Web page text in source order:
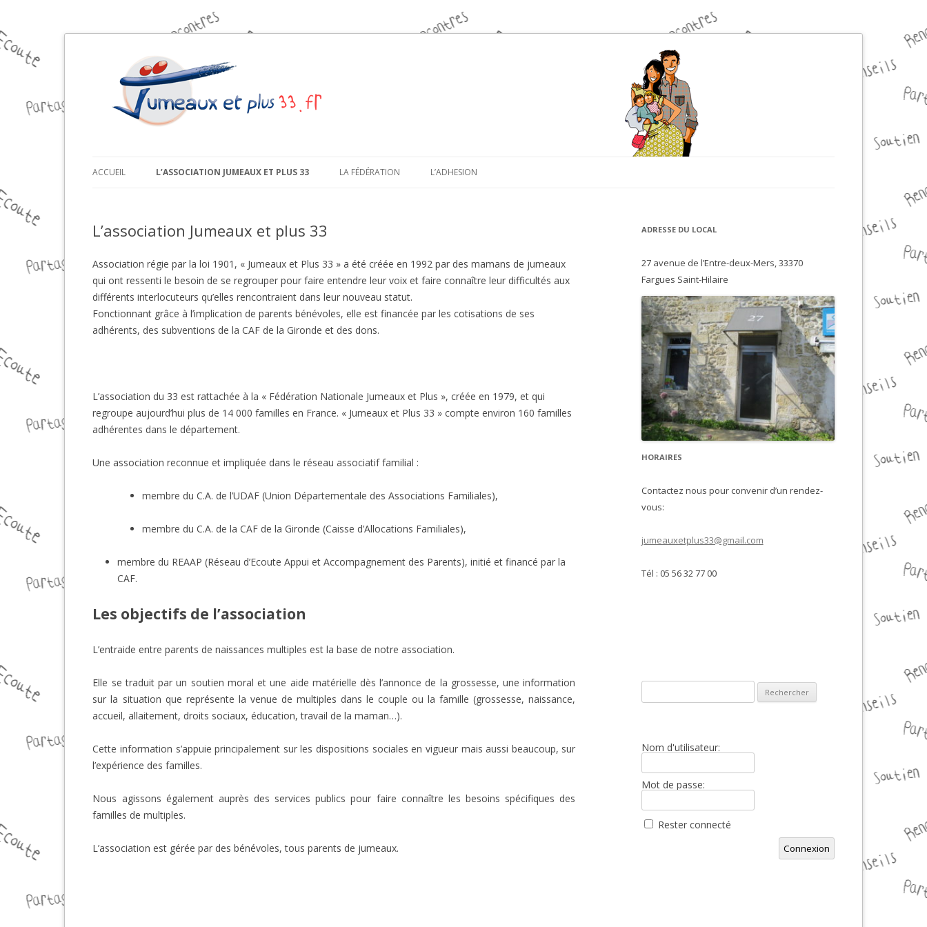
ACCUEIL L’ASSOCIATION JUMEAUX ET PLUS 33 LA FÉDÉRATION L’ADHESION
L’association Jumeaux et plus 33
Association régie par la loi 1901, « Jumeaux et Plus 33 » a été créée en 1992 par des mamans de jumeaux
qui ont ressenti le besoin de se regrouper pour faire entendre leur voix et faire connaître leur difficultés aux
différents interlocuteurs qu’elles rencontraient dans leur nouveau statut.
Fonctionnant grâce à l’implication de parents bénévoles, elle est financée par les cotisations de ses
adhérents, des subventions de la CAF de la Gironde et des dons.
L’association du 33 est rattachée à la « Fédération Nationale Jumeaux et Plus », créée en 1979, et qui
regroupe aujourd’hui plus de 14 000 familles en France. « Jumeaux et Plus 33 » compte environ 160 familles
adhérentes dans le département.
Une association reconnue et impliquée dans le réseau associatif familial :
membre du C.A. de l’UDAF (Union Départementale des Associations Familiales),
membre du C.A. de la CAF de la Gironde (Caisse d’Allocations Familiales),
membre du REAAP (Réseau d’Ecoute Appui et Accompagnement des Parents), initié et financé par la
CAF.
Les objectifs de l’association
L’entraide entre parents de naissances multiples est la base de notre association.
Elle se traduit par un soutien moral et une aide matérielle dès l’annonce de la grossesse, une information
sur la situation que représente la venue de multiples dans le couple ou la famille (grossesse, naissance,
accueil, allaitement, droits sociaux, éducation, travail de la maman…).
Cette information s’appuie principalement sur les dispositions sociales en vigueur mais aussi beaucoup, sur
l’expérience des familles.
Nous agissons également auprès des services publics pour faire connaître les besoins spécifiques des
familles de multiples.
L’association est gérée par des bénévoles, tous parents de jumeaux.
ADRESSE DU LOCAL
27 avenue de l’Entre-deux-Mers, 33370
Fargues Saint-Hilaire
HORAIRES
Contactez nous pour convenir d’un rendez-
vous:
jumeauxetplus33@gmail.com
Tél : 05 56 32 77 00
Nom d'utilisateur:
Mot de passe:
Rester connecté
Connexion